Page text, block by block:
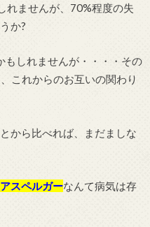
れませんが、70%程度の失
か?
もしれませんが・・・・その
これからのお互いの関わり
から比べれば、まだましな
アスペルガーなんて病気は存